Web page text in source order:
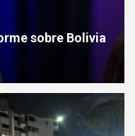
sobre Bolivia